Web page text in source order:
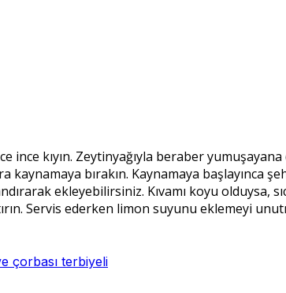
ince kıyın. Zeytinyağıyla beraber
bırakın. Kaynamaya başlayınca
ekleyebilirsiniz. Kıvamı koyu
Servis ederken limon suyunu eklemeyi
çorbası terbiyeli